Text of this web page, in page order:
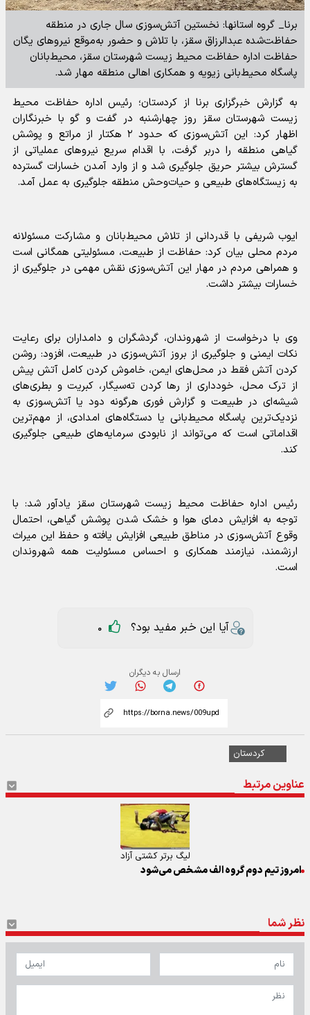
برنا_ گروه استانها: نخستین آتش‌سوزی سال جاری در منطقه
حفاظت‌شده عبدالرزاق سقز، با تلاش و حضور به‌موقع نیروهای یگان
حفاظت اداره حفاظت محیط زیست شهرستان سقز، محیط‌بانان
پاسگاه محیط‌بانی زیویه و همکاری اهالی منطقه مهار شد.
به گزارش خبرگزاری برنا از کردستان؛ رئیس اداره حفاظت محیط
زیست شهرستان سقز روز چهارشنبه در گفت و گو با خبرنگاران
اظهار کرد: این آتش‌سوزی که حدود ۲ هکتار از مراتع و پوشش
گیاهی منطقه را دربر گرفت، با اقدام سریع نیروهای عملیاتی از
گسترش بیشتر حریق جلوگیری شد و از وارد آمدن خسارات گسترده
به زیستگاه‌های طبیعی و حیات‌وحش منطقه جلوگیری به عمل آمد.
ایوب شریفی با قدردانی از تلاش محیط‌بانان و مشارکت مسئولانه
مردم محلی بیان کرد: حفاظت از طبیعت، مسئولیتی همگانی است
و همراهی مردم در مهار این آتش‌سوزی نقش مهمی در جلوگیری از
خسارات بیشتر داشت.
وی با درخواست از شهروندان، گردشگران و دامداران برای رعایت
نکات ایمنی و جلوگیری از بروز آتش‌سوزی در طبیعت، افزود: روشن
کردن آتش فقط در محل‌های ایمن، خاموش کردن کامل آتش پیش
از ترک محل، خودداری از رها کردن ته‌سیگار، کبریت و بطری‌های
شیشه‌ای در طبیعت و گزارش فوری هرگونه دود یا آتش‌سوزی به
نزدیک‌ترین پاسگاه محیط‌بانی یا دستگاه‌های امدادی، از مهم‌ترین
اقداماتی است که می‌تواند از نابودی سرمایه‌های طبیعی جلوگیری
کند.
رئیس اداره حفاظت محیط زیست شهرستان سقز یادآور شد: با
توجه به افزایش دمای هوا و خشک شدن پوشش گیاهی، احتمال
وقوع آتش‌سوزی در مناطق طبیعی افزایش یافته و حفظ این میراث
ارزشمند، نیازمند همکاری و احساس مسئولیت همه شهروندان
است.
آیا این خبر مفید بود؟ 0
ارسال به دیگران
کردستان
عناوین مرتبط
لیگ برتر کشتی آزاد
امروز تیم دوم گروه الف مشخص می‌شود
نظر شما